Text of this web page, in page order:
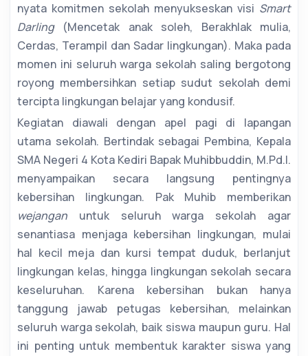
nyata komitmen sekolah menyukseskan visi Smart
Darling(Mencetak anak soleh, Berakhlak mulia,
Cerdas, Terampil dan Sadar lingkungan). Maka pada
momen ini seluruh warga sekolah saling bergotong
royong membersihkan setiap sudut sekolah demi
tercipta lingkungan belajar yang kondusif.
Kegiatan diawali dengan apel pagi di lapangan
utama sekolah. Bertindak sebagai Pembina, Kepala
SMA Negeri 4 Kota Kediri Bapak Muhibbuddin, M.Pd.I.
menyampaikan secara langsung pentingnya
kebersihan lingkungan. Pak Muhib memberikan
wejangan untuk seluruh warga sekolah agar
senantiasa menjaga kebersihan lingkungan, mulai
hal kecil meja dan kursi tempat duduk, berlanjut
lingkungan kelas, hingga lingkungan sekolah secara
keseluruhan. Karena kebersihan bukan hanya
tanggung jawab petugas kebersihan, melainkan
seluruh warga sekolah, baik siswa maupun guru. Hal
ini penting untuk membentuk karakter siswa yang